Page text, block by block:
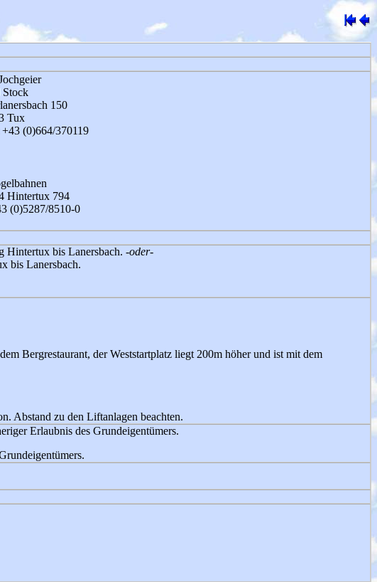
Stock
150
Tux
(0)664/370119
Hintertux 794
(0)5287/8510-0
Hintertux bis Lanersbach. -oder-
bis Lanersbach.
Bergrestaurant, der Weststartplatz liegt 200m höher und ist mit dem
Abstand zu den Liftanlagen beachten.
Erlaubnis des Grundeigentümers.